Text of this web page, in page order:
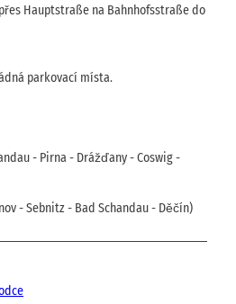
Hauptstraße na Bahnhofsstraße do
parkovací místa.
- Pirna - Drážďany - Coswig -
- Sebnitz - Bad Schandau - Děčín)